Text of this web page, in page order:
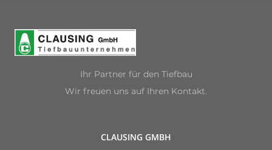
Ihr Partner für den Tiefbau
Wir freuen uns auf Ihren Kontakt.
CLAUSING GMBH